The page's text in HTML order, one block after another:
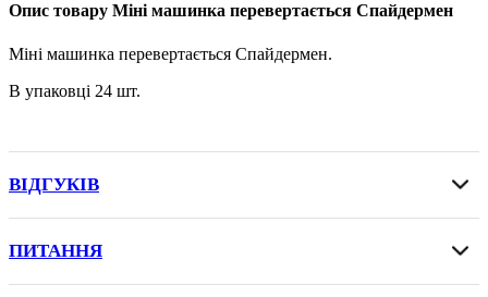
Опис товару Міні машинка перевертається Спайдермен
Міні машинка перевертається Спайдермен.
В упаковці 24 шт.
ВІДГУКІВ
ПИТАННЯ